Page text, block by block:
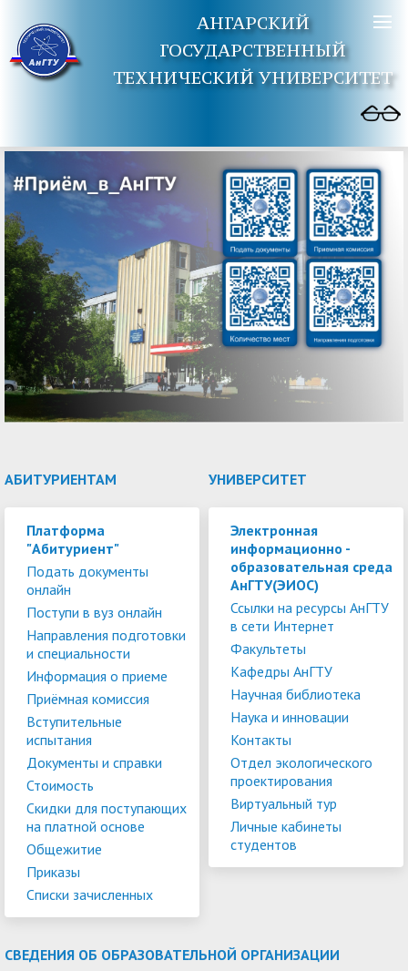
АНГАРСКИЙ
ГОСУДАРСТВЕННЫЙ
ТЕХНИЧЕСКИЙ УНИВЕРСИТЕТ
АБИТУРИЕНТАМ
Платформа
"Абитуриент"
Подать документы
онлайн
Поступи в вуз онлайн
Направления подготовки
и специальности
Информация о приеме
Приёмная комиссия
Вступительные
испытания
Документы и справки
Стоимость
Скидки для поступающих
на платной основе
Общежитие
Приказы
Списки зачисленных
УНИВЕРСИТЕТ
Электронная
информационно -
образовательная среда
АнГТУ(ЭИОС)
Ссылки на ресурсы АнГТУ
в сети Интернет
Факультеты
Кафедры АнГТУ
Научная библиотека
Наука и инновации
Контакты
Отдел экологического
проектирования
Виртуальный тур
Личные кабинеты
студентов
СВЕДЕНИЯ ОБ ОБРАЗОВАТЕЛЬНОЙ ОРГАНИЗАЦИИ